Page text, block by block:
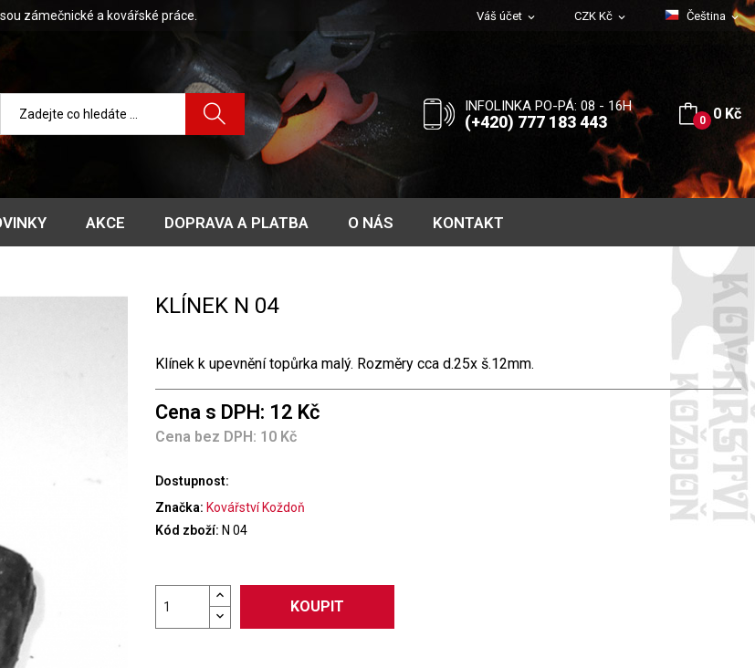
Čeština expand_more
CZK Kč expand_more
Váš účet expand_more
zámečnické a kovářské práce.
0 0 Kč
INFOLINKA PO-PÁ: 08 - 16H
(+420) 777 183 443
AKCE DOPRAVA A PLATBA O NÁS KONTAKT
KLÍNEK N 04
Klínek k upevnění topůrka malý. Rozměry cca d.25x š.12mm.
Cena s DPH: 12 Kč
Cena bez DPH: 10 Kč
Dostupnost:
Značka: Kovářství Koždoň
Kód zboží: N 04
KOUPIT